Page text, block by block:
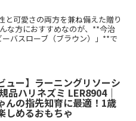
と可愛さの両方を兼ね備えた贈り
な方におすすめなのが、**今治
バスローブ（ブラウン）」**で
ュー】ラーニングリソーシ
品ハリネズミ LER8904｜
んの指先知育に最適！1歳
しめるおもちゃ